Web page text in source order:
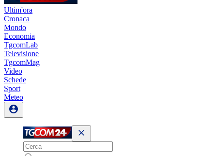
Ultim'ora
Cronaca
Mondo
Economia
TgcomLab
Televisione
TgcomMag
Video
Schede
Sport
Meteo